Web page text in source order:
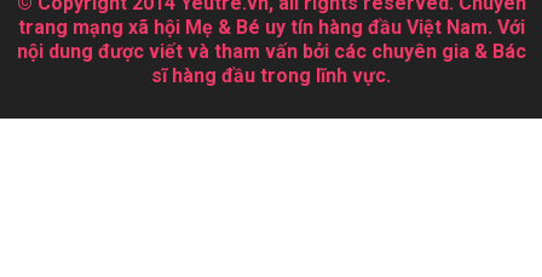
trang mạng xã hội Mẹ & Bé uy tín hàng đầu Việt Nam. Với
nội dung được viết và tham vấn bởi các chuyên gia & Bác
sĩ hàng đầu trong lĩnh vực.